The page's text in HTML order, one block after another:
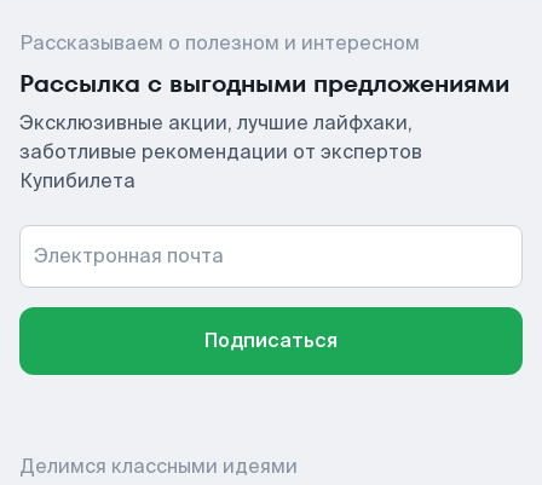
Рассказываем о полезном и интересном
Рассылка с выгодными предложениями
Эксклюзивные акции, лучшие лайфхаки,
заботливые рекомендации от экспертов
Купибилета
Электронная почта
Подписаться
Делимся классными идеями